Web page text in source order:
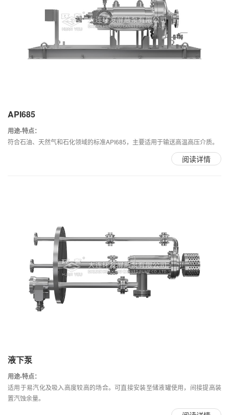
API685
用途-特点：
符合石油、天然气和石化领域的标准API685，主要适用于输送高温高压介质。
阅读详情
液下泵
用途-特点：
适用于易汽化及吸入高度较高的场合。可直接安装至储液罐使用，间接提高装
置汽蚀余量。